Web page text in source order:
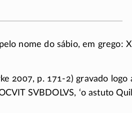
nome do sábio, em grego:
2007, p. 171-2) gravado logo
SVBDOLVS, ‘o astuto